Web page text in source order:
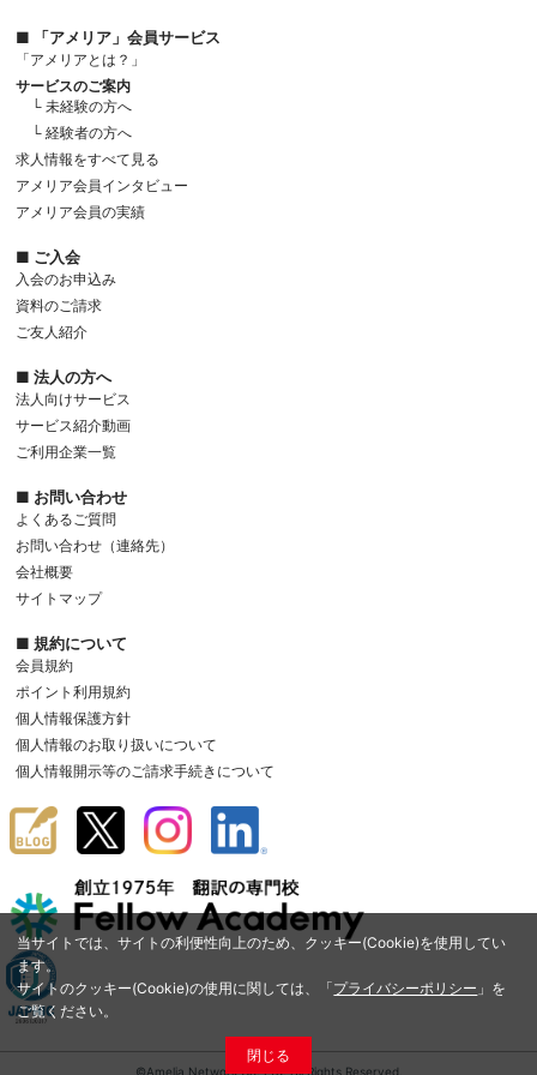
当サイトでは、サイトの利便性向上のため、クッキー(Cookie)を使用してい
ます。
サイトのクッキー(Cookie)の使用に関しては、「プライバシーポリシー 」を
ご覧ください。
閉じる
■ 「アメリア」会員サービス
「アメリアとは？」
サービスのご案内
└ 未経験の方へ
└ 経験者の方へ
求人情報をすべて見る
アメリア会員インタビュー
アメリア会員の実績
■ ご入会
入会のお申込み
資料のご請求
ご友人紹介
■ 法人の方へ
法人向けサービス
サービス紹介動画
ご利用企業一覧
■ お問い合わせ
よくあるご質問
お問い合わせ（連絡先）
会社概要
サイトマップ
■ 規約について
会員規約
ポイント利用規約
個人情報保護方針
個人情報のお取り扱いについて
個人情報開示等のご請求手続きについて
©Amelia Network Co.,Ltd. All Rights Reserved.